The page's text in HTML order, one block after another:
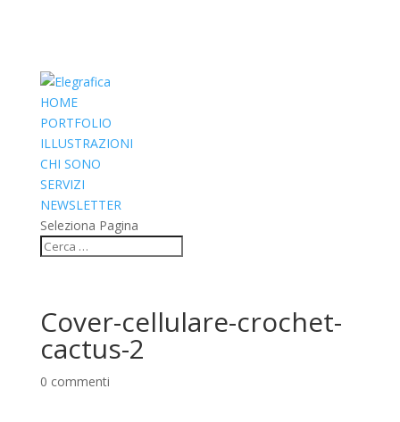
HOME
PORTFOLIO
ILLUSTRAZIONI
CHI SONO
SERVIZI
NEWSLETTER
Seleziona Pagina
Cover-cellulare-crochet-
cactus-2
0 commenti